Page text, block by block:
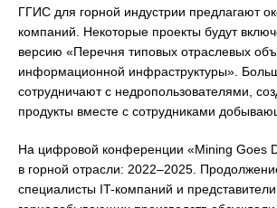
ГГИС для горной индустрии предлагают
компаний. Некоторые проекты будут
версию «Перечня типовых отраслевых
информационной инфраструктуры».
сотрудничают с недропользователями,
продукты вместе с сотрудниками
На цифровой конференции «Mining Goes
в горной отрасли: 2022–2025.
специалисты IT-компаний и представители